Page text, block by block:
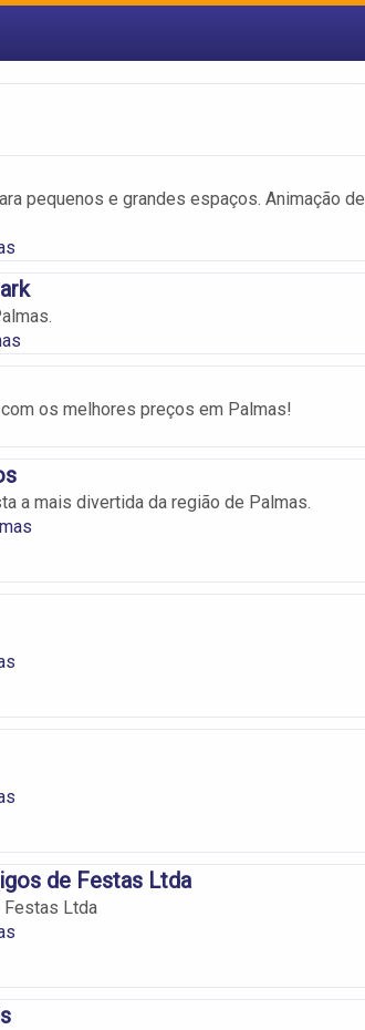
pequenos e grandes espaços. Animação de
os melhores preços em Palmas!
a mais divertida da região de Palmas.
de Festas Ltda
Festas Ltda